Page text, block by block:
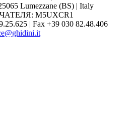
Lumezzane (BS) | Italy
M5UXCR1
| Fax +39 030 82.48.406